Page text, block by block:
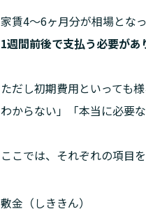
家賃4〜6ヶ月分が相場となっ
1週間前後で支払う必要があ
ただし初期費用といっても
わからない」「本当に必要
ここでは、それぞれの項目
敷金（しききん）